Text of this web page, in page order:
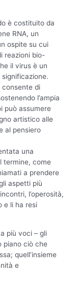
è costituito da
RNA, un
ospite su cui
reazioni bio-
il virus è un
consente di
l’ampia
può assumere
artistico alle
al pensiero
una
termine, come
a prendere
aspetti più
l’operosità,
e li ha resi
più voci – gli
piano ciò che
quell’insieme
e